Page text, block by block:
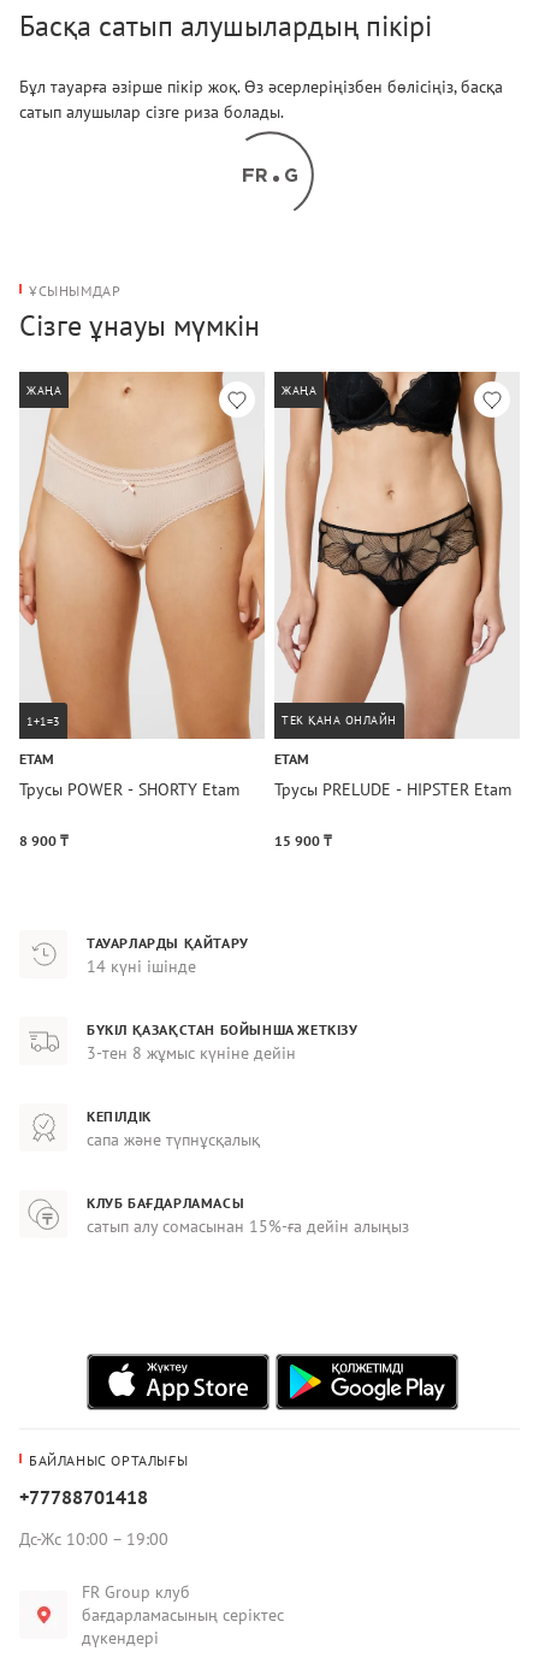
Басқа сатып алушылардың пікірі
Бұл тауарға әзірше пікір жоқ. Өз әсерлеріңізбен бөлісіңіз, басқа
сатып алушылар сізге риза болады.
ҰСЫНЫМДАР
Сізге ұнауы мүмкін
ЖАҢА
1+1=3
ETAM
Трусы POWER - SHORTY Etam
8 900 ₸
ЖАҢА
ТЕК ҚАНА ОНЛАЙН
ETAM
Трусы PRELUDE - HIPSTER Etam
15 900 ₸
ТАУАРЛАРДЫ ҚАЙТАРУ
14 күні ішінде
БҮКІЛ ҚАЗАҚСТАН БОЙЫНША ЖЕТКІЗУ
3-тен 8 жұмыс күніне дейін
КЕПІЛДІК
сапа және түпнұсқалық
КЛУБ БАҒДАРЛАМАСЫ
сатып алу сомасынан 15%-ға дейін алыңыз
БАЙЛАНЫС ОРТАЛЫҒЫ
+77788701418
Дс-Жс 10:00 – 19:00
FR Group клуб
бағдарламасының серіктес
дүкендері